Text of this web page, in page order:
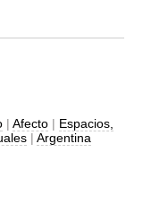
| Afecto | Espacios,
| Argentina